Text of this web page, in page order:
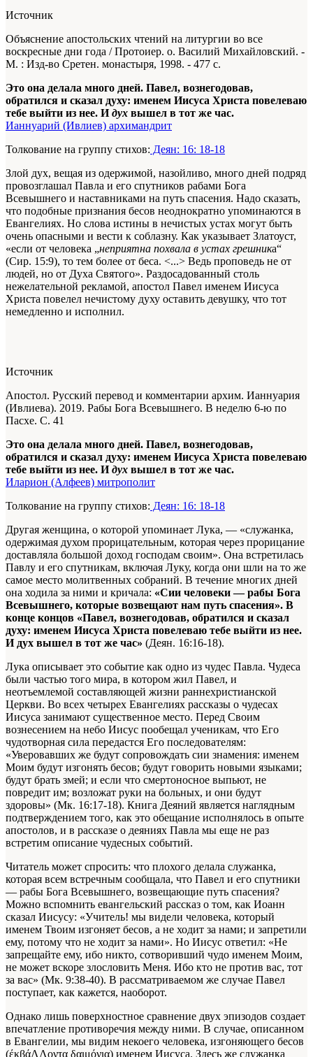
Источник
Объяснение апостольских чтений на литургии во все
воскресные дни года / Протоиер. о. Василий Михайловский. -
М. : Изд-во Сретен. монастыря, 1998. - 477 с.
Это она делала много дней. Павел, вознегодовав,
обратился и сказал духу: именем Иисуса Христа повелеваю
тебе выйти из нее. Идух вышел в тот же час.
Ианнуарий (Ивлиев) архимандрит
Толкование на группу стихов: Деян: 16: 18-18
Злой дух, вещая из одержимой, назойливо, много дней подряд
провозглашал Павла и его спутников рабами Бога
Всевышнего и наставниками на путь спасения. Надо сказать,
что подобные признания бесов неоднократно упоминаются в
Евангелиях. Но слова истины в нечистых устах могут быть
очень опасными и вести к соблазну. Как указывает Златоуст,
«если от человека „неприятна похвала в устах грешника“
(Сир. 15:9), то тем более от беса. <...> Ведь проповедь не от
людей, но от Духа Святого». Раздосадованный столь
нежелательной рекламой, апостол Павел именем Иисуса
Христа повелел нечистому духу оставить девушку, что тот
немедленно и исполнил.
Источник
Апостол. Русский перевод и комментарии архим. Ианнуария
(Ивлиева). 2019. Рабы Бога Всевышнего. В неделю 6-ю по
Пасхе. С. 41
Это она делала много дней. Павел, вознегодовав,
обратился и сказал духу: именем Иисуса Христа повелеваю
тебе выйти из нее. Идух вышел в тот же час.
Иларион (Алфеев) митрополит
Толкование на группу стихов: Деян: 16: 18-18
Другая женщина, о которой упоминает Лука, — «служанка,
одержимая духом прорицательным, которая через прорицание
доставляла большой доход господам своим». Она встретилась
Павлу и его спутникам, включая Луку, когда они шли на то же
самое место молитвенных собраний. В течение многих дней
она ходила за ними и кричала: «Сии человеки — рабы Бога
Всевышнего, которые возвещают нам путь спасения». В
конце концов «Павел, вознегодовав, обратился и сказал
духу: именем Иисуса Христа повелеваю тебе выйти из нее.
И дух вышел в тот же час» (Деян. 16:16-18).
Лука описывает это событие как одно из чудес Павла. Чудеса
были частью того мира, в котором жил Павел, и
неотъемлемой составляющей жизни раннехристианской
Церкви. Во всех четырех Евангелиях рассказы о чудесах
Иисуса занимают существенное место. Перед Своим
вознесением на небо Иисус пообещал ученикам, что Его
чудотворная сила передастся Его последователям:
«Уверовавших же будут сопровождать сии знамения: именем
Моим будут изгонять бесов; будут говорить новыми языками;
будут брать змей; и если что смертоносное выпьют, не
повредит им; возложат руки на больных, и они будут
здоровы» (Мк. 16:17-18). Книга Деяний является наглядным
подтверждением того, как это обещание исполнялось в опыте
апостолов, и в рассказе о деяниях Павла мы еще не раз
встретим описание чудесных событий.
Читатель может спросить: что плохого делала служанка,
которая всем встречным сообщала, что Павел и его спутники
— рабы Бога Всевышнего, возвещающие путь спасения?
Можно вспомнить евангельский рассказ о том, как Иоанн
сказал Иисусу: «Учитель! мы видели человека, который
именем Твоим изгоняет бесов, а не ходит за нами; и запретили
ему, потому что не ходит за нами». Но Иисус ответил: «Не
запрещайте ему, ибо никто, сотворивший чудо именем Моим,
не может вскоре злословить Меня. Ибо кто не против вас, тот
за вас» (Мк. 9:38-40). В рассматриваемом же случае Павел
поступает, как кажется, наоборот.
Однако лишь поверхностное сравнение двух эпизодов создает
впечатление противоречия между ними. В случае, описанном
в Евангелии, мы видим некоего человека, изгоняющего бесов
(έκβάΛΛοντα δαιμόνια) именем Иисуса. Здесь же служанка